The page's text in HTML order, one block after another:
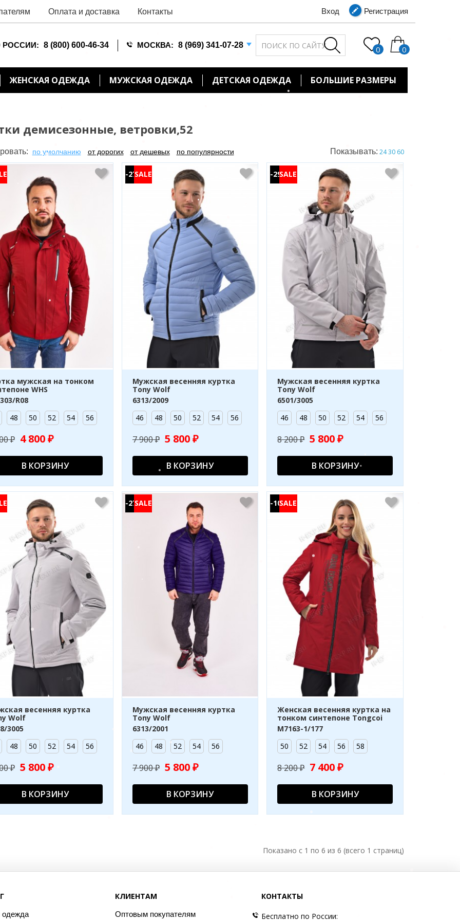
Оплата и доставка Контакты Вход Регистрация
РОССИИ: 8 (800) 600-46-34 МОСКВА: 8 (969) 341-07-28 0 0
ЖЕНСКАЯ ОДЕЖДА МУЖСКАЯ ОДЕЖДА ДЕТСКАЯ ОДЕЖДА БОЛЬШИЕ РАЗМЕРЫ
демисезонные, ветровки,52
по умолчанию от дорогих от дешевых по популярности Показывать: 2430 60
мужская на тонком
WHS
R08
48 50 52 54 56
₽ 4 800 ₽
В КОРЗИНУ
-27%
Мужская весенняя куртка
Tony Wolf
6313/2009
46
48 50 52 54 56
7 900 ₽ 5 800 ₽
В КОРЗИНУ
-29%
Мужская весенняя куртка
Tony Wolf
6501/3005
46
48 50 52 54 56
8 200 ₽ 5 800 ₽
В КОРЗИНУ
весенняя куртка
Wolf
3005
48 50 52 54 56
₽ 5 800 ₽
В КОРЗИНУ
-27%
Мужская весенняя куртка
Tony Wolf
6313/2001
46
48 52 54 56
7 900 ₽ 5 800 ₽
В КОРЗИНУ
-10%
Женская весенняя куртка на
тонком синтепоне Tongcoi
M7163-1/177
50
52 54 56 58
8 200 ₽ 7 400 ₽
В КОРЗИНУ
Показано с 1 по 6 из 6 (всего 1 страниц)
одежда
КЛИЕНТАМ
Оптовым покупателям
КОНТАКТЫ
Бесплатно по России: